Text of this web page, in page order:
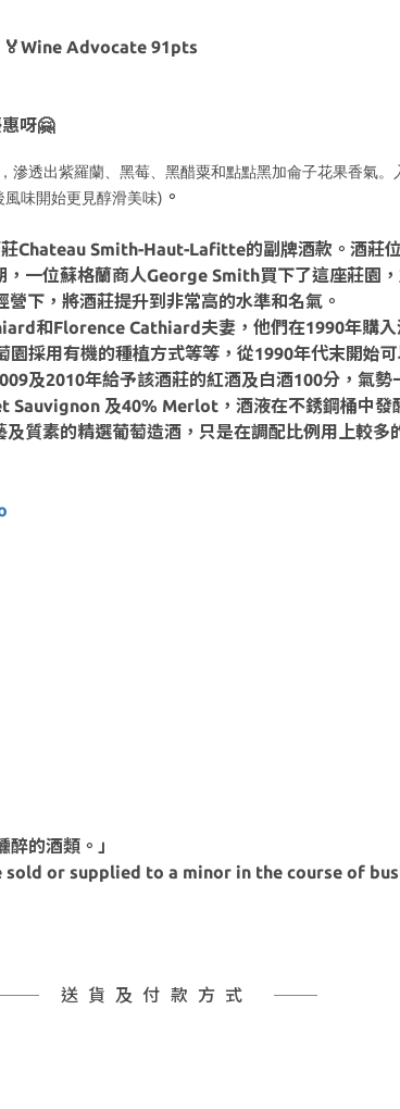
Advocate 91pts
呀🤗
透出紫羅蘭、黑莓、黑醋粟和點點黑加侖子花果香氣
風味開始更見醇滑美味) 。
Chateau Smith-Haut-Lafitte的副牌酒款。酒莊
一位蘇格蘭商人George Smith買下了這座莊園
下，將酒莊提升到非常高的水準和名氣。
和Florence Cathiard夫妻，他們在1990年購
採用有機的種植方式等等，從1990年代末開始
及2010年給予該酒莊的紅酒及白酒100分，氣勢
及40% Merlot，酒液在不銹鋼桶中發
素的精選葡萄造酒，只是在調配比例用上較
的酒類。」
or supplied to a minor in the course of
送貨及付款方式